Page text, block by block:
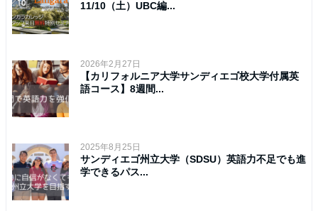
11/10（土）UBC編...
2026年2月27日
【カリフォルニア大学サンディエゴ校大学付属英
語コース】8週間...
2025年8月25日
サンディエゴ州立大学（SDSU）英語力不足でも進
学できるパス...